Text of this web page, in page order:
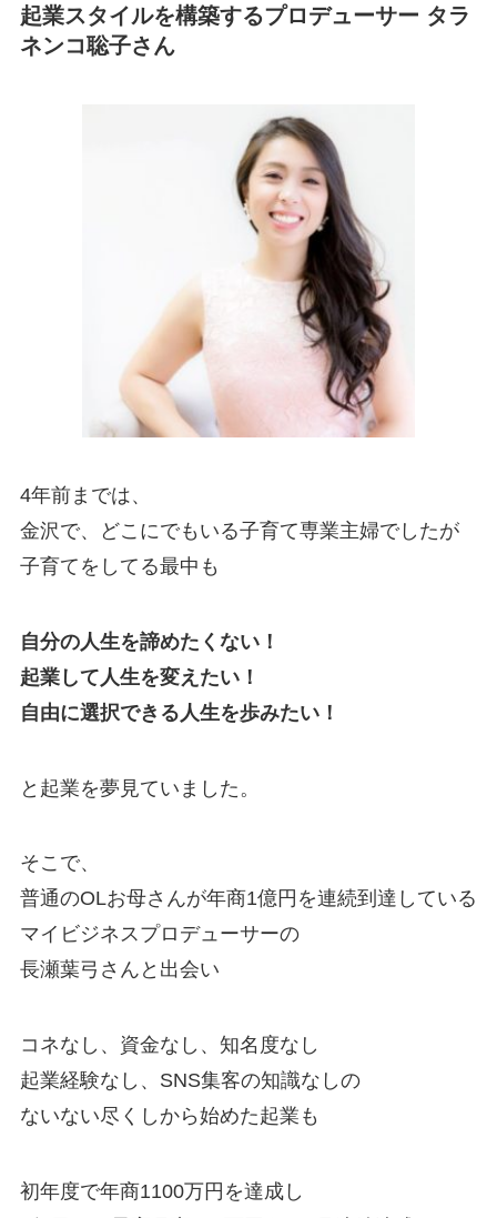
起業スタイルを構築するプロデューサー タラ
ネンコ聡子さん
4年前までは、
金沢で、どこにでもいる子育て専業主婦でしたが
子育てをしてる最中も
自分の人生を諦めたくない！
起業して人生を変えたい！
自由に選択できる人生を歩みたい！
と起業を夢見ていました。
そこで、
普通のOLお母さんが年商1億円を連続到達している
マイビジネスプロデューサーの
長瀬葉弓さんと出会い
コネなし、資金なし、知名度なし
起業経験なし、SNS集客の知識なしの
ないない尽くしから始めた起業も
初年度で年商1100万円を達成し